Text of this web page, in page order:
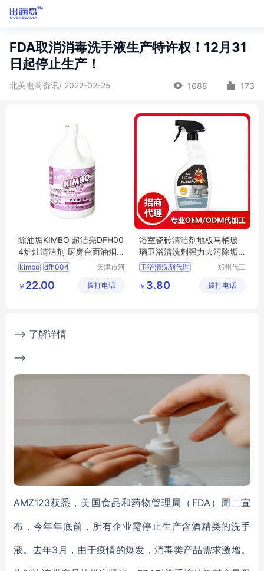
FDA取消消毒洗手液生产特许权！12月31
日起停止生产！
北美电商资讯/ 2022-02-25 1688 173
除油垢KIMBO 超洁亮DFH00
4炉灶清洁剂 厨房台面油烟机
清洗剂
kimbo dfh004
天津市河
清洁用品
￥ 22.00 拨打电话
浴室瓷砖清洁剂地板马桶玻
璃卫浴清洗剂强力去污除垢
代理
卫浴清洗剂代理
卫浴清洗剂招商
郑州代工
技有限公
￥ 3.80 拨打电话
--> 了解详情
-->
AMZ123获悉，美国食品和药物管理局（FDA）周二宣
布，今年年底前，所有企业需停止生产含酒精类的洗手
液。去年3月，由于疫情的爆发，消毒类产品需求激增。